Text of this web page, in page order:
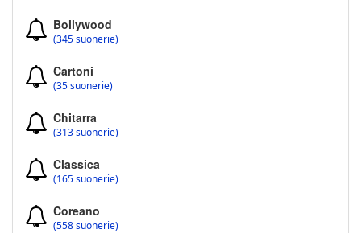
Bollywood
(345 suonerie)
Cartoni
(35 suonerie)
Chitarra
(313 suonerie)
Classica
(165 suonerie)
Coreano
(558 suonerie)